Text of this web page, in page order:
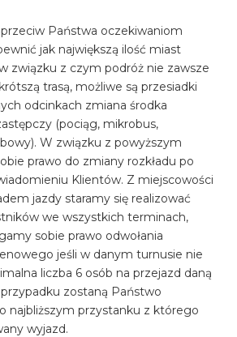
Państwa oczekiwaniom
jak największą ilość miast
związku z czym podróż nie zawsze
trasą, możliwe są przesiadki
odcinkach zmiana środka
(pociąg, mikrobus,
W związku z powyższym
prawo do zmiany rozkładu po
Klientów. Z miejscowości
jazdy staramy się realizować
we wszystkich terminach,
sobie prawo odwołania
jeśli w danym turnusie nie
liczba 6 osób na przejazd daną
zostaną Państwo
najbliższym przystanku z którego
wyjazd.